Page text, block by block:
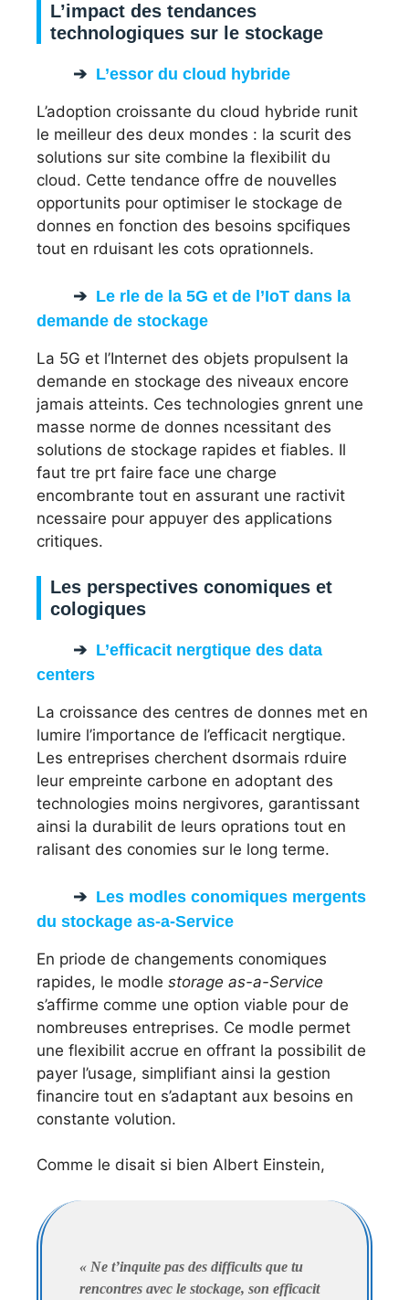
L’impact des tendances
technologiques sur le stockage
L’essor du cloud hybride
L’adoption croissante du cloud hybride runit
le meilleur des deux mondes : la scurit des
solutions sur site combine la flexibilit du
cloud. Cette tendance offre de nouvelles
opportunits pour optimiser le stockage de
donnes en fonction des besoins spcifiques
tout en rduisant les cots oprationnels.
Le rle de la 5G et de l’IoT dans la
demande de stockage
La 5G et l’Internet des objets propulsent la
demande en stockage des niveaux encore
jamais atteints. Ces technologies gnrent une
masse norme de donnes ncessitant des
solutions de stockage rapides et fiables. Il
faut tre prt faire face une charge
encombrante tout en assurant une ractivit
ncessaire pour appuyer des applications
critiques.
Les perspectives conomiques et
cologiques
L’efficacit nergtique des data
centers
La croissance des centres de donnes met en
lumire l’importance de l’efficacit nergtique.
Les entreprises cherchent dsormais rduire
leur empreinte carbone en adoptant des
technologies moins nergivores, garantissant
ainsi la durabilit de leurs oprations tout en
ralisant des conomies sur le long terme.
Les modles conomiques mergents
du stockage as-a-Service
En priode de changements conomiques
rapides, le modle storage as-a-Service
s’affirme comme une option viable pour de
nombreuses entreprises. Ce modle permet
une flexibilit accrue en offrant la possibilit de
payer l’usage, simplifiant ainsi la gestion
financire tout en s’adaptant aux besoins en
constante volution.
Comme le disait si bien Albert Einstein,
« Ne t’inquite pas des difficults que tu
rencontres avec le stockage, son efficacit